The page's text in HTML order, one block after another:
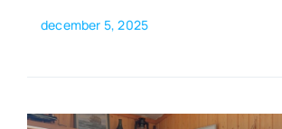
december 5, 2025